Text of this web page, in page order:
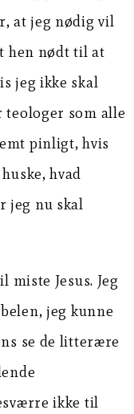
at jeg nødig vil
hen nødt til at
jeg ikke skal
teologer som alle
pinligt, hvis
hvad
jeg nu skal
miste Jesus. Jeg
jeg kunne
se de litterære
ikke til